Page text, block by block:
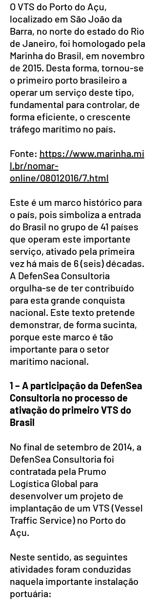
O VTS do Porto do Açu,
localizado em São João da
Barra, no norte do estado do Rio
de Janeiro, foi homologado pela
Marinha do Brasil, em novembro
de 2015. Desta forma, tornou-se
o primeiro porto brasileiro a
operar um serviço deste tipo,
fundamental para controlar, de
forma eficiente, o crescente
tráfego marítimo no país.
Fonte: https://www.marinha.mi
l.br/nomar-
online/08012016/7.html
Este é um marco histórico para
o país, pois simboliza a entrada
do Brasil no grupo de 41 países
que operam este importante
serviço, ativado pela primeira
vez há mais de 6 (seis) décadas.
A DefenSea Consultoria
orgulha-se de ter contribuído
para esta grande conquista
nacional. Este texto pretende
demonstrar, de forma sucinta,
porque este marco é tão
importante para o setor
marítimo nacional.
1 – A participação da DefenSea
Consultoria no processo de
ativação do primeiro VTS do
Brasil
No final de setembro de 2014, a
DefenSea Consultoria foi
contratada pela Prumo
Logística Global para
desenvolver um projeto de
implantação de um VTS (Vessel
Traffic Service) no Porto do
Açu.
Neste sentido, as seguintes
atividades foram conduzidas
naquela importante instalação
portuária: